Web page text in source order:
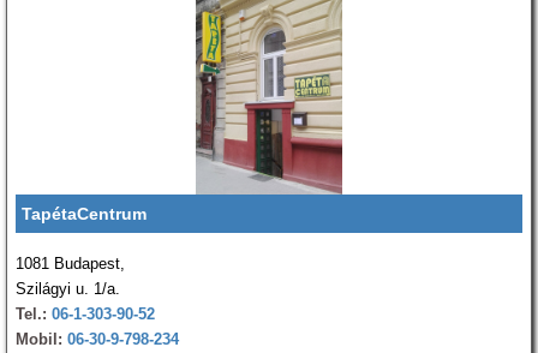
TapétaCentrum
1081 Budapest,
Szilágyi u. 1/a.
Tel.: 06-1-303-90-52
Mobil: 06-30-9-798-234